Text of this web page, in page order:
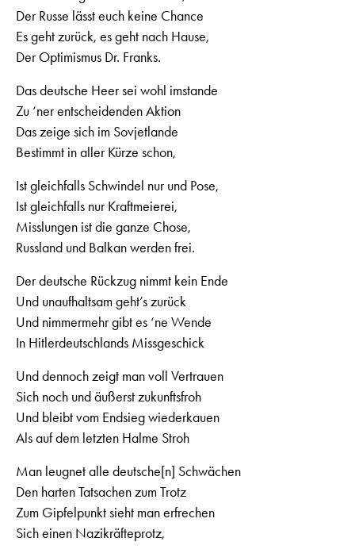
Der Russe lässt euch keine Chance
Es geht zurück, es geht nach Hause,
Der Optimismus Dr. Franks.
Das deutsche Heer sei wohl imstande
Zu ‘ner entscheidenden Aktion
Das zeige sich im Sovjetlande
Bestimmt in aller Kürze schon,
Ist gleichfalls Schwindel nur und Pose,
Ist gleichfalls nur Kraftmeierei,
Misslungen ist die ganze Chose,
Russland und Balkan werden frei.
Der deutsche Rückzug nimmt kein Ende
Und unaufhaltsam geht’s zurück
Und nimmermehr gibt es ‘ne Wende
In Hitlerdeutschlands Missgeschick
Und dennoch zeigt man voll Vertrauen
Sich noch und äußerst zukunftsfroh
Und bleibt vom Endsieg wiederkauen
Als auf dem letzten Halme Stroh
Man leugnet alle deutsche[n] Schwächen
Den harten Tatsachen zum Trotz
Zum Gipfelpunkt sieht man erfrechen
Sich einen Nazikräfteprotz,